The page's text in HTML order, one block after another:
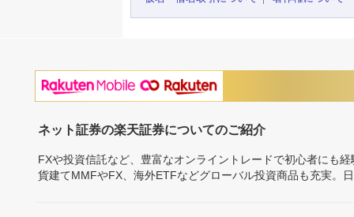
ネット証券の楽天証券についてのご紹介
FXや投資信託など、豊富なオンライントレードで初心者にも
貨建てMMFやFX、海外ETFなどグローバル投資商品も充実。